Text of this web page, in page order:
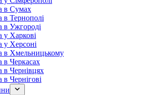
в Сумах
в Тернополі
в Ужгороді
у Харкові
у Херсоні
в Хмельницькому
в Черкасах
в Чернівцях
в Чернігові